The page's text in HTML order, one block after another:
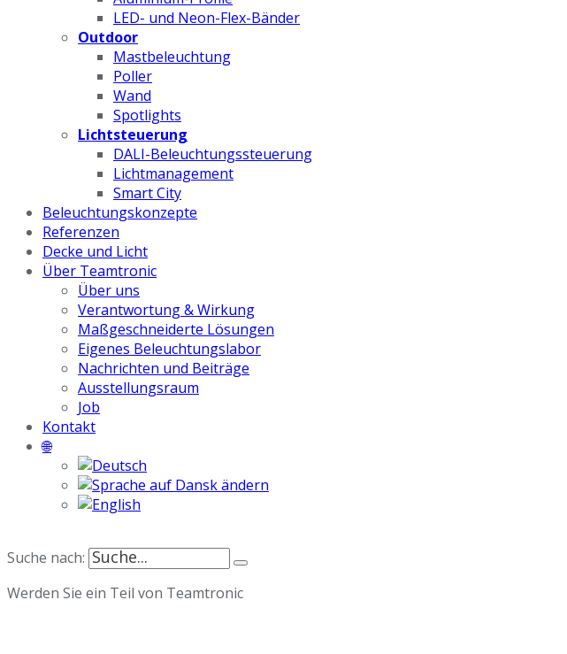
LED- und Neon-Flex-Bänder
Outdoor
Mastbeleuchtung
Poller
Wand
Spotlights
Lichtsteuerung
DALI-Beleuchtungssteuerung
Lichtmanagement
Smart City
Beleuchtungskonzepte
Referenzen
Decke und Licht
Über Teamtronic
Über uns
Verantwortung & Wirkung
Maßgeschneiderte Lösungen
Eigenes Beleuchtungslabor
Nachrichten und Beiträge
Ausstellungsraum
Job
Kontakt
🌐
Suche nach:
Werden Sie ein Teil von Teamtronic